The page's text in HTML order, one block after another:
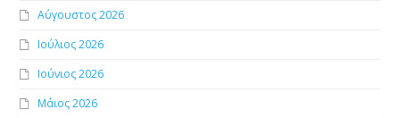
Αύγουστος 2026
Ιούλιος 2026
Ιούνιος 2026
Μάιος 2026